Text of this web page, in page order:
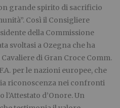
grande spirito di sacrificio
Così il Consigliere
della Commissione
svoltasi a Ozegna che ha
di Gran Croce Comm.
per le nazioni europee, che
riconoscenza nei confronti
d’Onore. Un